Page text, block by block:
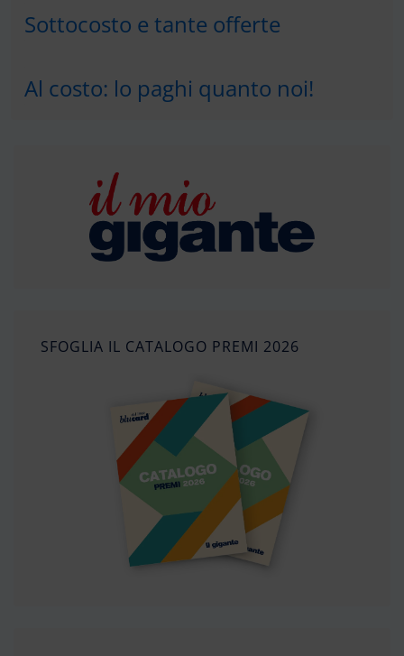
Sottocosto e tante offerte
Al costo: lo paghi quanto noi!
SFOGLIA IL CATALOGO PREMI 2026